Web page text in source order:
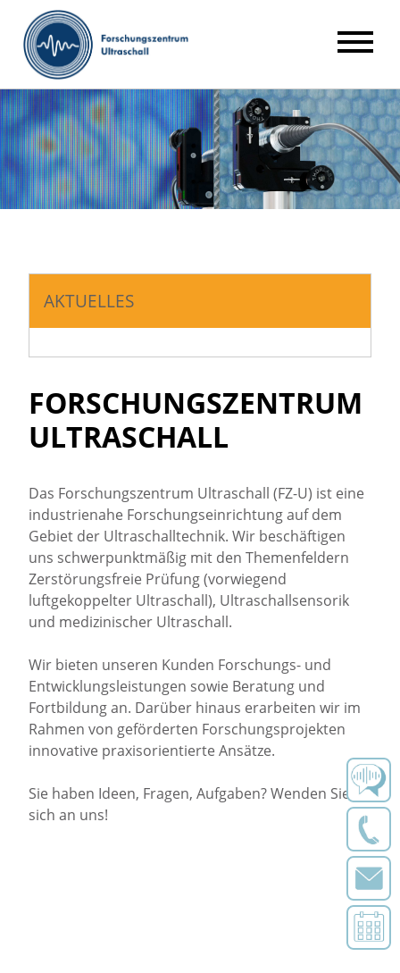
AKTUELLES
FORSCHUNGSZENTRUM
ULTRASCHALL
Das Forschungszentrum Ultraschall (FZ-U) ist eine
industrienahe Forschungseinrichtung auf dem
Gebiet der Ultraschalltechnik. Wir beschäftigen
uns schwerpunktmäßig mit den Themenfeldern
Zerstörungsfreie Prüfung (vorwiegend
luftgekoppelter Ultraschall), Ultraschallsensorik
und medizinischer Ultraschall.
Wir bieten unseren Kunden Forschungs- und
Entwicklungsleistungen sowie Beratung und
Fortbildung an. Darüber hinaus erarbeiten wir im
Rahmen von geförderten Forschungsprojekten
innovative praxisorientierte Ansätze.
Sie haben Ideen, Fragen, Aufgaben? Wenden Sie
sich an uns!